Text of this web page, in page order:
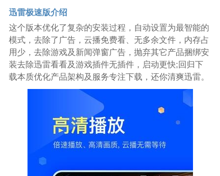
迅雷极速版介绍
这个版本优化了复杂的安装过程，自动设置为最智能的
模式，去除了广告，云播免费看、无多余文件，内存占
用少，去除游戏及新闻弹窗广告，抛弃其它产品捆绑安
装去除迅雷看看及游戏插件无插件，启动更快;回归下
载本质优化产品架构及服务专注下载，还你清爽迅雷。